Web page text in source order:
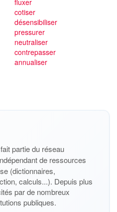
fluxer
cotiser
désensibiliser
pressurer
neutraliser
contrepasser
annualiser
fait partie du réseau
de ressources
(dictionnaires,
calculs...). Depuis plus
par de nombreux
publiques.